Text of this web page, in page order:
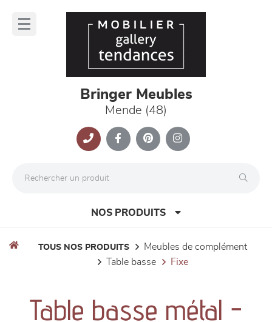
Bringer Meubles
Mende (48)
NOS PRODUITS
séjours
TOUS NOS PRODUITS
meubles de complément
table basse
fixe
Table basse métal -